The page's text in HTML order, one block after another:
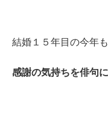
結婚１５年目の今年も
感謝の気持ちを俳句